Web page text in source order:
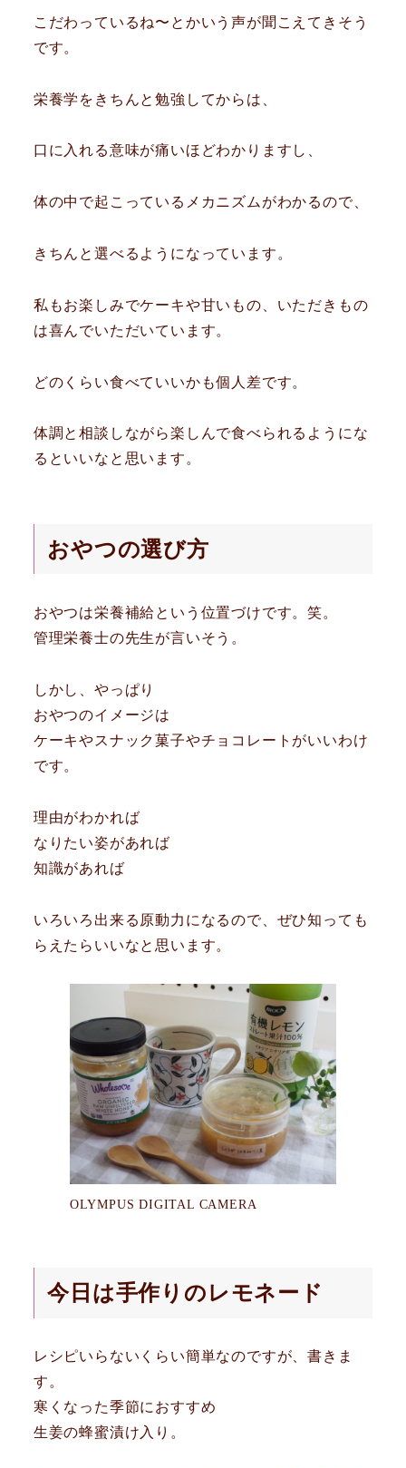
こだわっているね〜とかいう声が聞こえてきそう
です。
栄養学をきちんと勉強してからは、
口に入れる意味が痛いほどわかりますし、
体の中で起こっているメカニズムがわかるので、
きちんと選べるようになっています。
私もお楽しみでケーキや甘いもの、いただきもの
は喜んでいただいています。
どのくらい食べていいかも個人差です。
体調と相談しながら楽しんで食べられるようにな
るといいなと思います。
おやつの選び方
おやつは栄養補給という位置づけです。笑。
管理栄養士の先生が言いそう。
しかし、やっぱり
おやつのイメージは
ケーキやスナック菓子やチョコレートがいいわけ
です。
理由がわかれば
なりたい姿があれば
知識があれば
いろいろ出来る原動力になるので、ぜひ知っても
らえたらいいなと思います。
OLYMPUS DIGITAL CAMERA
今日は手作りのレモネード
レシピいらないくらい簡単なのですが、書きま
す。
寒くなった季節におすすめ
生姜の蜂蜜漬け入り。